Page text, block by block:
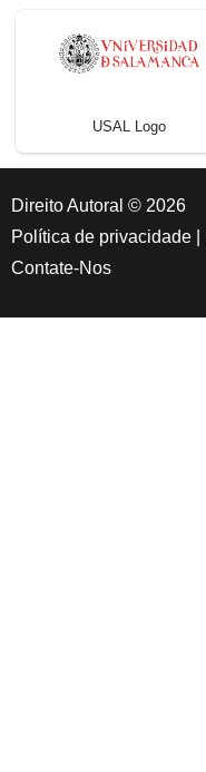
USAL Logo
Direito Autoral © 2026
Política de privacidade
Contate-Nos